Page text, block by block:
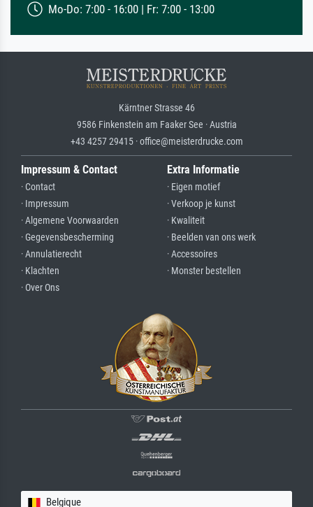
Mo-Do: 7:00 - 16:00 | Fr: 7:00 - 13:00
Kärntner Strasse 46
9586 Finkenstein am Faaker See · Austria
+43 4257 29415 · office@meisterdrucke.com
Impressum & Contact
· Contact
· Impressum
· Algemene Voorwaarden
· Gegevensbescherming
· Annulatierecht
· Klachten
· Over Ons
Extra Informatie
· Eigen motief
· Verkoop je kunst
· Kwaliteit
· Beelden van ons werk
· Accessoires
· Monster bestellen
Belgique